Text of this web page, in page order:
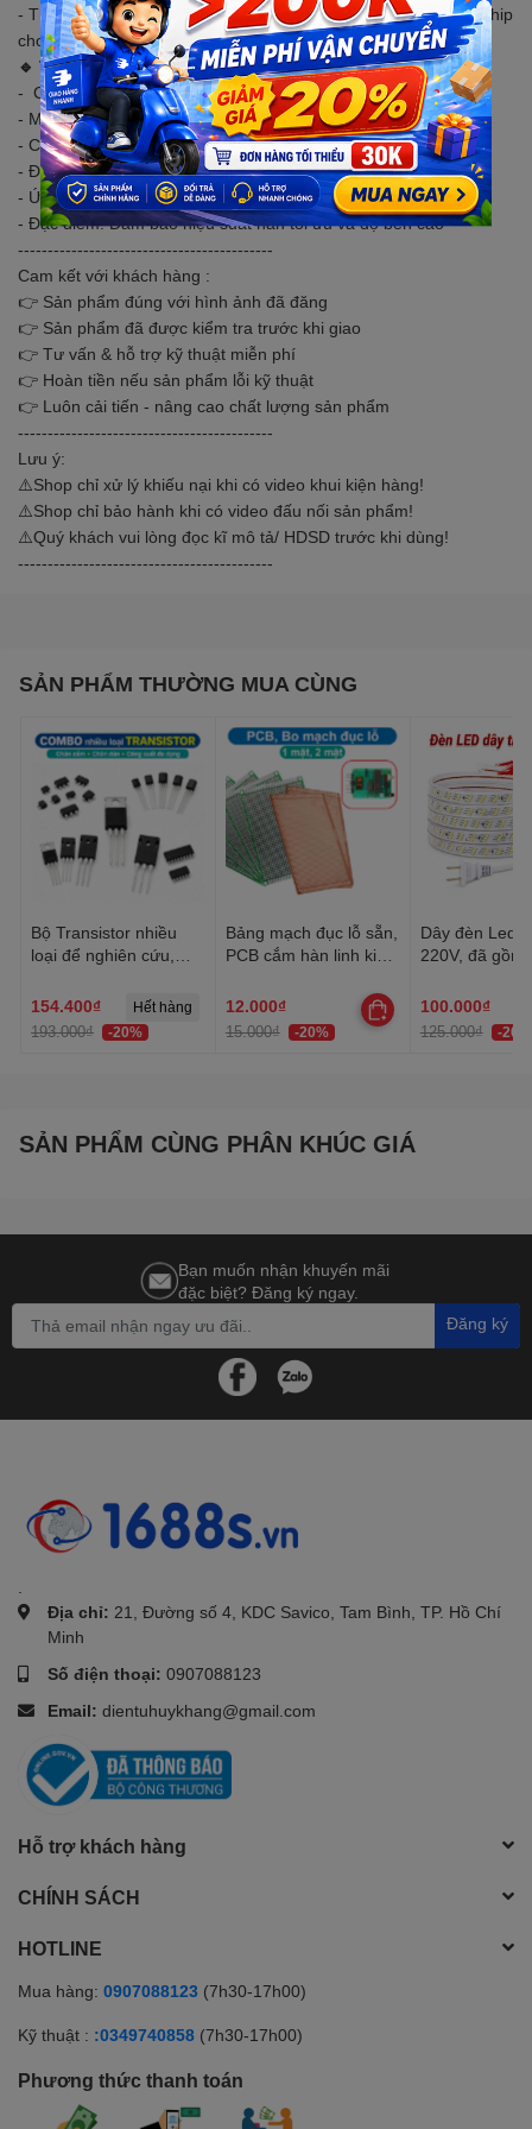
- Thích hợp với nhiều loại mối hàn khác nhau đặc biệt là vuốt chip
cho các IC.
🔹 THÔNG SỐ KĨ THUẬT:
- Chiều dài: 42 mm
- Màu sắc: Bạc
- Chất liệu: Thép không gỉ
- Đường kính ngoài: 6,5 mm
- Ứng dụng: Hàn và sửa chữa linh kiện điện tử
- Đặc điểm: Đảm bảo hiệu suất hàn tối ưu và độ bền cao
-------------------------------------------
Cam kết với khách hàng :
👉 Sản phẩm đúng với hình ảnh đã đăng
👉 Sản phẩm đã được kiểm tra trước khi giao
👉 Tư vấn & hỗ trợ kỹ thuật miễn phí
👉 Hoàn tiền nếu sản phẩm lỗi kỹ thuật
👉 Luôn cải tiến - nâng cao chất lượng sản phẩm
-------------------------------------------
Lưu ý:
⚠️Shop chỉ xử lý khiếu nại khi có video khui kiện hàng!
⚠️Shop chỉ bảo hành khi có video đấu nối sản phẩm!
⚠️Quý khách vui lòng đọc kĩ mô tả/ HDSD trước khi dùng!
-------------------------------------------
SẢN PHẨM THƯỜNG MUA CÙNG
Bộ Transistor nhiều
loại để nghiên cứu,
154.400₫
193.000₫ -20%
Hết hàng
Bảng mạch đục lỗ sẵn,
PCB cắm hàn linh kiện
12.000₫
15.000₫ -20%
Dây đèn Led
220V, đã gồm
trang trí quấn
trần, lễ Tết
100.000₫
125.000₫ -20%
SẢN PHẨM CÙNG PHÂN KHÚC GIÁ
Bạn muốn nhận khuyến mãi
đặc biệt? Đăng ký ngay.
Đăng ký
Địa chỉ: 21, Đường số 4, KDC Savico, Tam Bình, TP. Hồ Chí
Minh
Số điện thoại: 0907088123
Email: dientuhuykhang@gmail.com
Hỗ trợ khách hàng
CHÍNH SÁCH
HOTLINE
Mua hàng: 0907088123 (7h30-17h00)
Kỹ thuật : :0349740858 (7h30-17h00)
Phương thức thanh toán